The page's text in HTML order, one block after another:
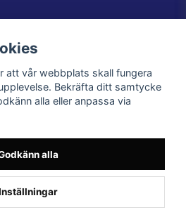
att vår webbplats skall fungera
Bekräfta ditt samtycke
alla eller anpassa via
alla